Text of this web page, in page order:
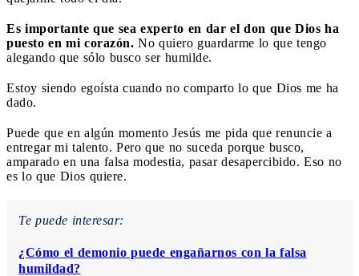
Es importante que sea experto en dar el don que Dios ha
puesto en mi corazón. No quiero guardarme lo que tengo
alegando que sólo busco ser humilde.
Estoy siendo egoísta cuando no comparto lo que Dios me ha
dado.
Puede que en algún momento Jesús me pida que renuncie a
entregar mi talento. Pero que no suceda porque busco,
amparado en una falsa modestia, pasar desapercibido. Eso no
es lo que Dios quiere.
Te puede interesar:
¿Cómo el demonio puede engañarnos con la falsa
humildad?